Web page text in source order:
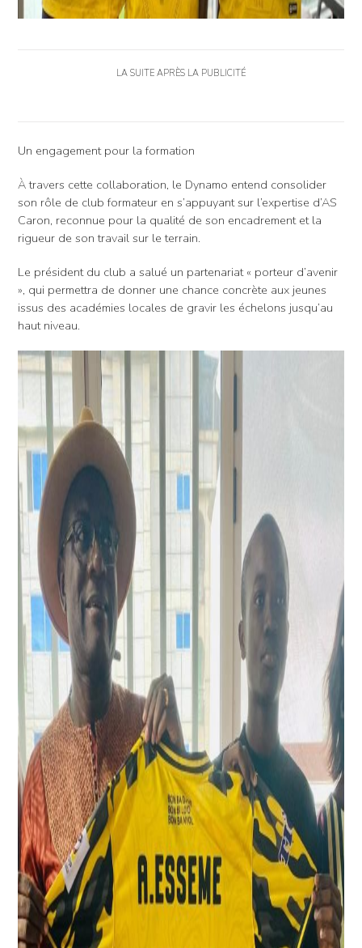
LA SUITE APRÈS LA PUBLICITÉ
Un engagement pour la formation
À travers cette collaboration, le Dynamo entend consolider
son rôle de club formateur en s’appuyant sur l’expertise d’AS
Caron, reconnue pour la qualité de son encadrement et la
rigueur de son travail sur le terrain.
Le président du club a salué un partenariat « porteur d’avenir
», qui permettra de donner une chance concrète aux jeunes
issus des académies locales de gravir les échelons jusqu’au
haut niveau.